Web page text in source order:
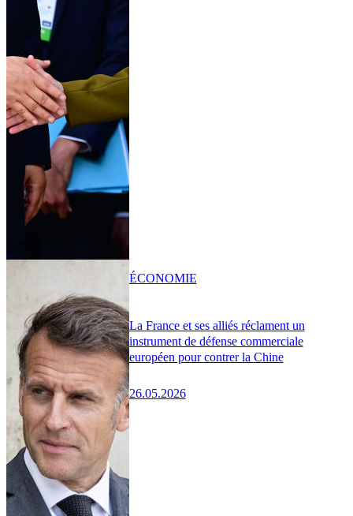
La France et ses alliés réclament un
instrument de défense commerciale
européen pour contrer la Chine
26.05.2026
ÉCONOMIE